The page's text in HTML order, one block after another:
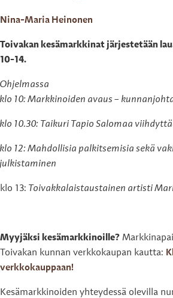
Nina-Maria Heinonen
Toivakan kesämarkkinat järjestetään
10-14.
Ohjelmassa
klo 10: Markkinoiden avaus –
klo 10.30: Taikuri Tapio Salomaa
klo 12: Mahdollisia palkitsemisia sekä
julkistaminen
klo 13: Toivakkalaistaustainen artisti
Myyjäksi kesämarkkinoille?
Toivakan kunnan verkkokaupan kautta:
verkkokauppaan!
Kesämarkkinoiden yhteydessä olevilla